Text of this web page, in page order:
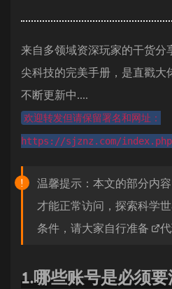
来自多领域资深玩家的干货分
尖科技的完美手册，是直戳大
不断更新中....
欢迎转发但请保留署名和网址：
https://sjznz.com/
温馨提示：本文的部分内
才能正常访问，探索科学
条件，请大家自行准备
1.哪些账号是必须要